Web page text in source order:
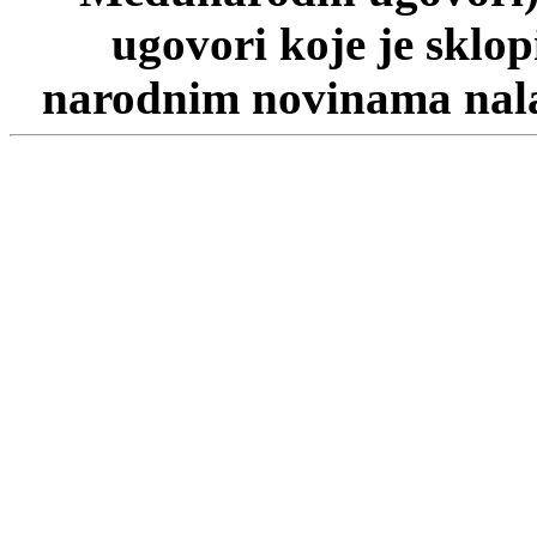
ugovori koje je
narodnim novinama